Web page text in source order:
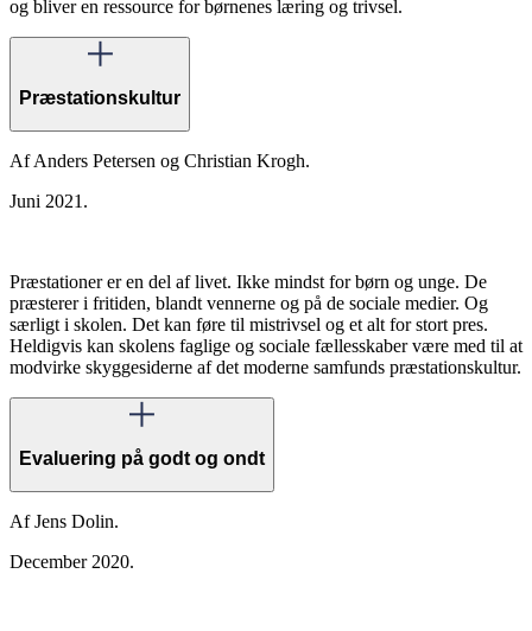
og bliver en ressource for børnenes læring og trivsel.
Præstationskultur
Af Anders Petersen og Christian Krogh.
Juni 2021.
Præstationer er en del af livet. Ikke mindst for børn og unge. De
præsterer i fritiden, blandt vennerne og på de sociale medier. Og
særligt i skolen. Det kan føre til mistrivsel og et alt for stort pres.
Heldigvis kan skolens faglige og sociale fællesskaber være med til at
modvirke skyggesiderne af det moderne samfunds præstationskultur.
Evaluering på godt og ondt
Af Jens Dolin.
December 2020.